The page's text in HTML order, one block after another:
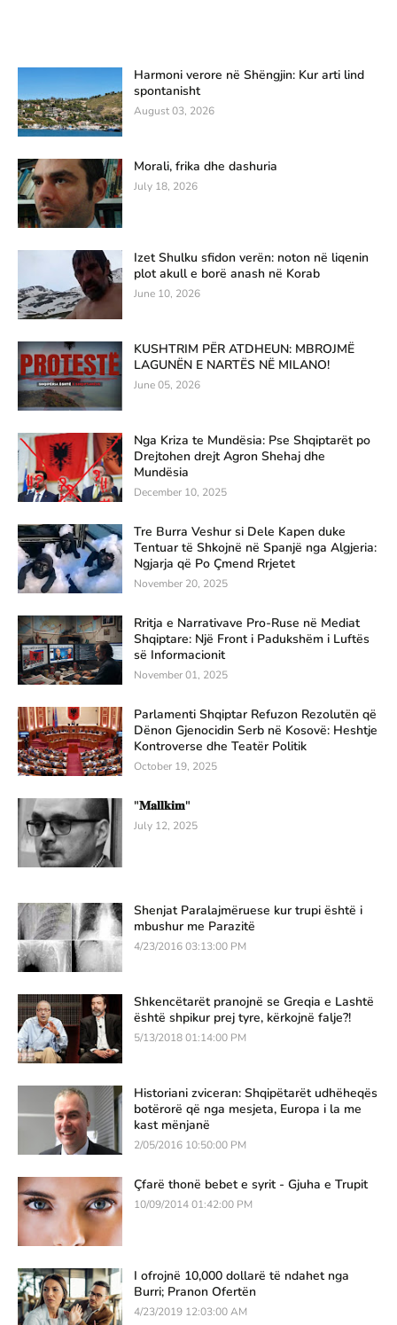
Harmoni verore në Shëngjin: Kur arti lind
spontanisht
August 03, 2026
Morali, frika dhe dashuria
July 18, 2026
Izet Shulku sfidon verën: noton në liqenin
plot akull e borë anash në Korab
June 10, 2026
KUSHTRIM PËR ATDHEUN: MBROJMË
LAGUNËN E NARTËS NË MILANO!
June 05, 2026
Nga Kriza te Mundësia: Pse Shqiptarët po
Drejtohen drejt Agron Shehaj dhe
Mundësia
December 10, 2025
Tre Burra Veshur si Dele Kapen duke
Tentuar të Shkojnë në Spanjë nga Algjeria:
Ngjarja që Po Çmend Rrjetet
November 20, 2025
Rritja e Narrativave Pro-Ruse në Mediat
Shqiptare: Një Front i Padukshëm i Luftës
së Informacionit
November 01, 2025
Parlamenti Shqiptar Refuzon Rezolutën që
Dënon Gjenocidin Serb në Kosovë: Heshtje
Kontroverse dhe Teatër Politik
October 19, 2025
"𝐌𝐚𝐥𝐥𝐤𝐢𝐦"
July 12, 2025
Shenjat Paralajmëruese kur trupi është i
mbushur me Parazitë
4/23/2016 03:13:00 PM
Shkencëtarët pranojnë se Greqia e Lashtë
është shpikur prej tyre, kërkojnë falje?!
5/13/2018 01:14:00 PM
Historiani zviceran: Shqipëtarët udhëheqës
botërorë që nga mesjeta, Europa i la me
kast mënjanë
2/05/2016 10:50:00 PM
Çfarë thonë bebet e syrit - Gjuha e Trupit
10/09/2014 01:42:00 PM
I ofrojnë 10,000 dollarë të ndahet nga
Burri; Pranon Ofertën
4/23/2019 12:03:00 AM